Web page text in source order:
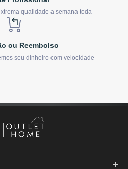
qualidade a semana toda
ou Reembolso
seu dinheiro com velocidade